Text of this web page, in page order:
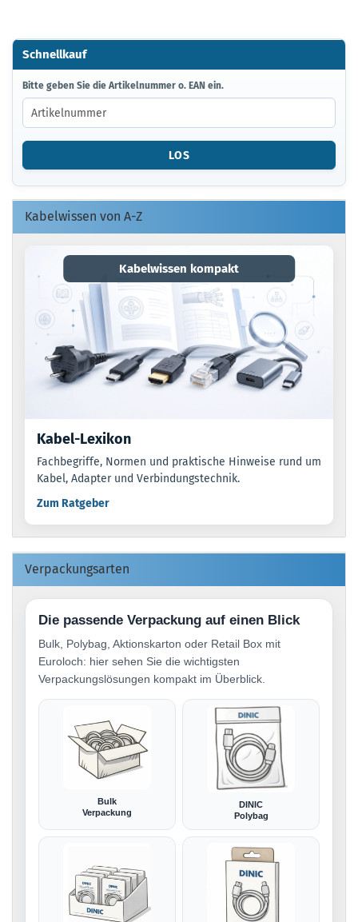
Schnellkauf
BITTE
GEBEN
SIE
DIE
ARTIKELNUMMER
EAN
EIN.
Bitte geben Sie die Artikelnummer o. EAN ein.
LOS
Kabelwissen von A-Z
Kabelwissen kompakt
Kabel-Lexikon
Fachbegriffe, Normen und praktische Hinweise rund um
Kabel, Adapter und Verbindungstechnik.
Zum Ratgeber
Verpackungsarten
Die passende Verpackung auf einen Blick
Bulk, Polybag, Aktionskarton oder Retail Box mit
Euroloch: hier sehen Sie die wichtigsten
Verpackungslösungen kompakt im Überblick.
Bulk
Verpackung
DINIC
Polybag